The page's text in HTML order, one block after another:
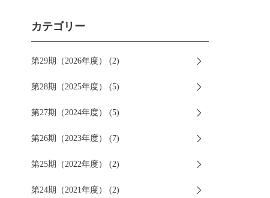
カテゴリー
第29期（2026年度） (2)
第28期（2025年度） (5)
第27期（2024年度） (5)
第26期（2023年度） (7)
第25期（2022年度） (2)
第24期（2021年度） (2)